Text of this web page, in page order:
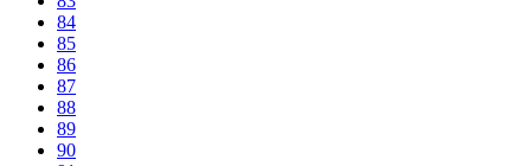
84
85
86
87
88
89
90